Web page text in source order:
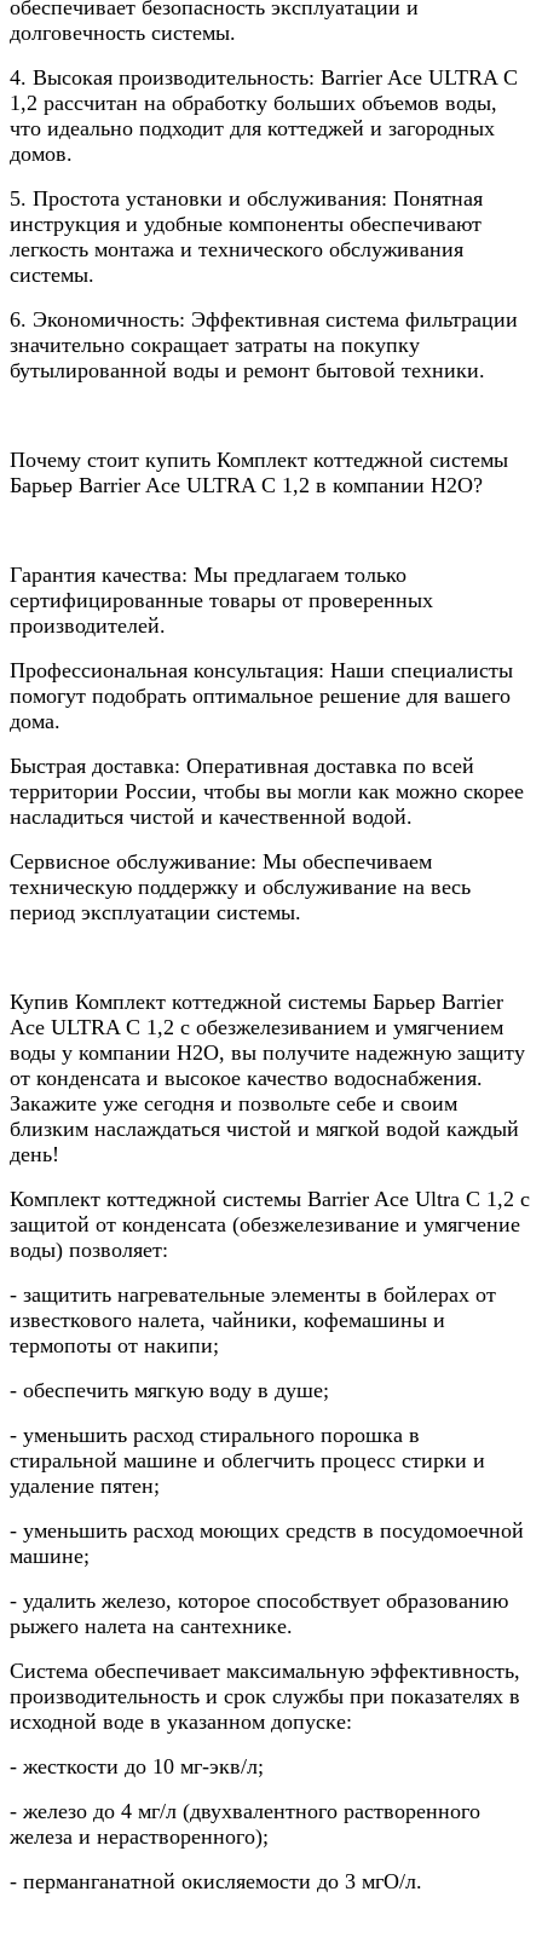
обеспечивает безопасность эксплуатации и
долговечность системы.
4. Высокая производительность: Barrier Ace ULTRA C
1,2 рассчитан на обработку больших объемов воды,
что идеально подходит для коттеджей и загородных
домов.
5. Простота установки и обслуживания: Понятная
инструкция и удобные компоненты обеспечивают
легкость монтажа и технического обслуживания
системы.
6. Экономичность: Эффективная система фильтрации
значительно сокращает затраты на покупку
бутылированной воды и ремонт бытовой техники.
Почему стоит купить Комплект коттеджной системы
Барьер Barrier Ace ULTRA C 1,2 в компании Н2О?
Гарантия качества: Мы предлагаем только
сертифицированные товары от проверенных
производителей.
Профессиональная консультация: Наши специалисты
помогут подобрать оптимальное решение для вашего
дома.
Быстрая доставка: Оперативная доставка по всей
территории России, чтобы вы могли как можно скорее
насладиться чистой и качественной водой.
Сервисное обслуживание: Мы обеспечиваем
техническую поддержку и обслуживание на весь
период эксплуатации системы.
Купив Комплект коттеджной системы Барьер Barrier
Ace ULTRA C 1,2 с обезжелезиванием и умягчением
воды у компании Н2О, вы получите надежную защиту
от конденсата и высокое качество водоснабжения.
Закажите уже сегодня и позвольте себе и своим
близким наслаждаться чистой и мягкой водой каждый
день!
Комплект коттеджной системы Barrier Ace Ultra С 1,2 с
защитой от конденсата (обезжелезивание и умягчение
воды) позволяет:
- защитить нагревательные элементы в бойлерах от
известкового налета, чайники, кофемашины и
термопоты от накипи;
- обеспечить мягкую воду в душе;
- уменьшить расход стирального порошка в
стиральной машине и облегчить процесс стирки и
удаление пятен;
- уменьшить расход моющих средств в посудомоечной
машине;
- удалить железо, которое способствует образованию
рыжего налета на сантехнике.
Система обеспечивает максимальную эффективность,
производительность и срок службы при показателях в
исходной воде в указанном допуске:
- жесткости до 10 мг-экв/л;
- железо до 4 мг/л (двухвалентного растворенного
железа и нерастворенного);
- перманганатной окисляемости до 3 мгО/л.